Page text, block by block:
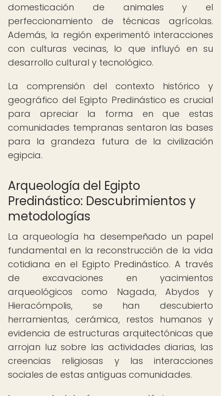
domesticación de animales y el
perfeccionamiento de técnicas agrícolas.
Además, la región experimentó interacciones
con culturas vecinas, lo que influyó en su
desarrollo cultural y tecnológico.
La comprensión del contexto histórico y
geográfico del Egipto Predinástico es crucial
para apreciar la forma en que estas
comunidades tempranas sentaron las bases
para la grandeza futura de la civilización
egipcia.
Arqueología del Egipto
Predinástico: Descubrimientos y
metodologías
La arqueología ha desempeñado un papel
fundamental en la reconstrucción de la vida
cotidiana en el Egipto Predinástico. A través
de excavaciones en yacimientos
arqueológicos como Nagada, Abydos y
Hieracómpolis, se han descubierto
herramientas, cerámica, restos humanos y
evidencia de estructuras arquitectónicas que
arrojan luz sobre las actividades diarias, las
creencias religiosas y las interacciones
sociales de estas antiguas comunidades.